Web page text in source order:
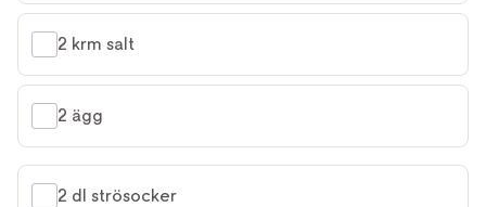
2 krm salt
2 ägg
2 dl strösocker